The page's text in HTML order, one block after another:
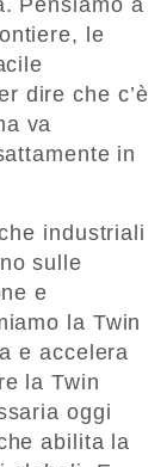
Pensiamo a
le
dire che c’è
va
in
industriali
sulle
e
la Twin
e accelera
la Twin
oggi
abilita la